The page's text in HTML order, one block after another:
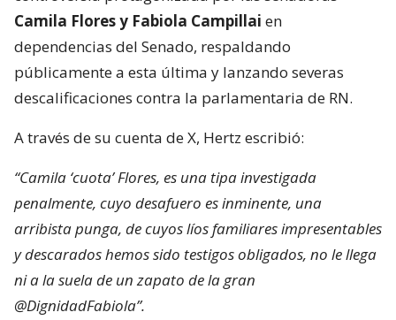
Camila Flores y Fabiola Campillai en
dependencias del Senado, respaldando
públicamente a esta última y lanzando severas
descalificaciones contra la parlamentaria de RN.
A través de su cuenta de X, Hertz escribió:
“Camila ‘cuota’ Flores, es una tipa investigada
penalmente, cuyo desafuero es inminente, una
arribista punga, de cuyos líos familiares impresentables
y descarados hemos sido testigos obligados, no le llega
ni a la suela de un zapato de la gran
@DignidadFabiola”.